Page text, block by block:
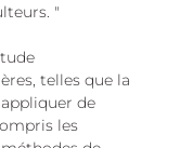
"
telles que la
de
les